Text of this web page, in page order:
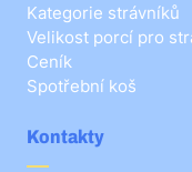
Kategorie strávníků
Velikost porcí pro
Ceník
Spotřební koš
Kontakty